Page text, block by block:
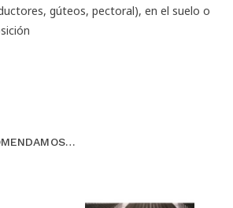
gúteos, pectoral), en el suelo o